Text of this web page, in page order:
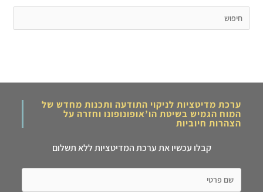
ערכת מדיטציות לניקוי התודעה ותכנות מחדש של
המוח הגמיש בשיטת הו’אופונופונו וחזרה על
הצהרות חיוביות
קבלו עכשיו את ערכת המדיטציות ללא תשלום